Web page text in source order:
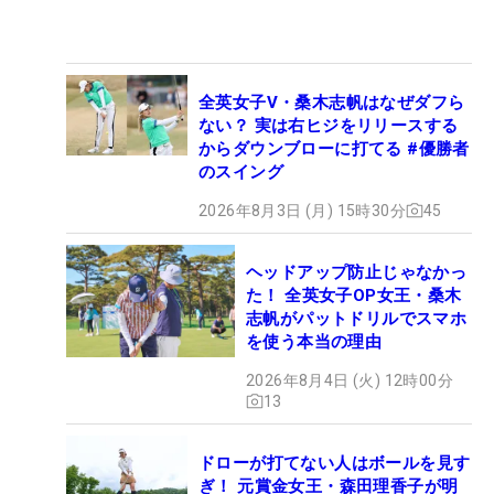
全英女子V・桑木志帆はなぜダフら
ない？ 実は右ヒジをリリースする
からダウンブローに打てる #優勝者
のスイング
2026年8月3日 (月) 15時30分 45
ヘッドアップ防止じゃなかっ
た！ 全英女子OP女王・桑木
志帆がパットドリルでスマホ
を使う本当の理由
2026年8月4日 (火) 12時00分
13
ドローが打てない人はボールを見す
ぎ！ 元賞金女王・森田理香子が明